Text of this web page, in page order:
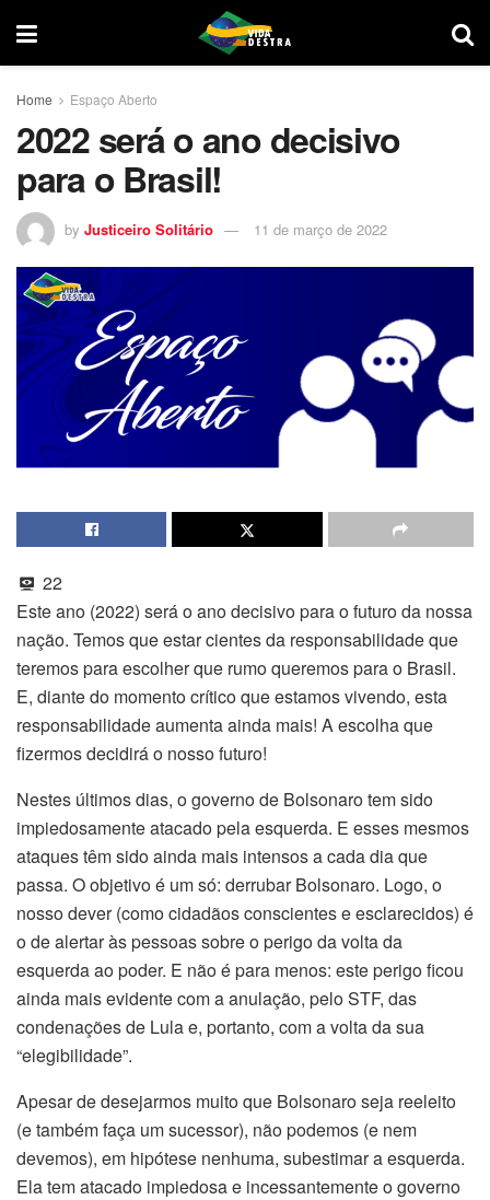
Home Espaço Aberto
2022 será o ano decisivo
para o Brasil!
by Justiceiro Solitário 11 de março de 2022
22
Este ano (2022) será o ano decisivo para o futuro da nossa
nação. Temos que estar cientes da responsabilidade que
teremos para escolher que rumo queremos para o Brasil.
E, diante do momento crítico que estamos vivendo, esta
responsabilidade aumenta ainda mais! A escolha que
fizermos decidirá o nosso futuro!
Nestes últimos dias, o governo de Bolsonaro tem sido
impiedosamente atacado pela esquerda. E esses mesmos
ataques têm sido ainda mais intensos a cada dia que
passa. O objetivo é um só: derrubar Bolsonaro. Logo, o
nosso dever (como cidadãos conscientes e esclarecidos) é
o de alertar às pessoas sobre o perigo da volta da
esquerda ao poder. E não é para menos: este perigo ficou
ainda mais evidente com a anulação, pelo STF, das
condenações de Lula e, portanto, com a volta da sua
“elegibilidade”.
Apesar de desejarmos muito que Bolsonaro seja reeleito
(e também faça um sucessor), não podemos (e nem
devemos), em hipótese nenhuma, subestimar a esquerda.
Ela tem atacado impiedosa e incessantemente o governo